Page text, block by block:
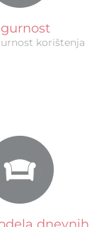
korištenja